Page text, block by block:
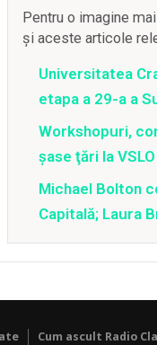
Pentru o imagine
și aceste articole
Universitatea
etapa a 29-a a
Workshopuri,
şase ţări la VSLO
Michael Bolton
Capitală; Laura
Cum ascult Radio